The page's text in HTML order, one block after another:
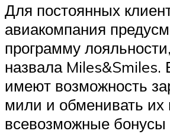
Для постоянных
авиакомпания
программу
назвала Miles&Smiles.
имеют возможность
мили и обменивать их
всевозможные бонусы